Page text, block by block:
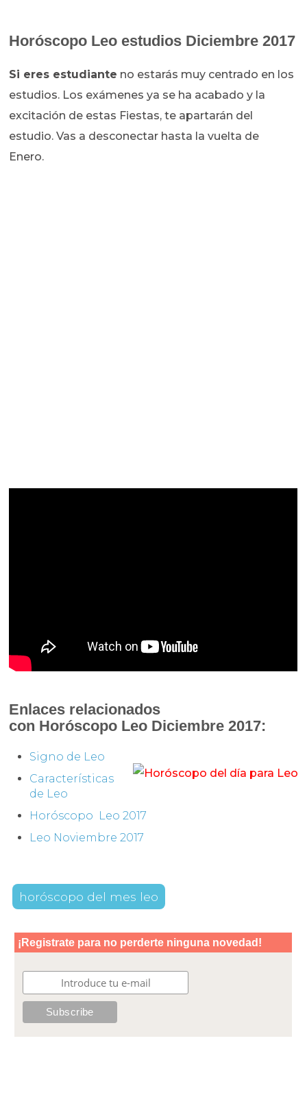
Horóscopo Leo estudios Diciembre 2017
Si eres estudiante no estarás muy centrado en los
estudios. Los exámenes ya se ha acabado y la
excitación de estas Fiestas, te apartarán del
estudio. Vas a desconectar hasta la vuelta de
Enero.
Enlaces relacionados
con Horóscopo Leo Diciembre 2017:
Signo de Leo
Características
de Leo
Horóscopo Leo 2017
Leo Noviembre 2017
horóscopo del mes leo